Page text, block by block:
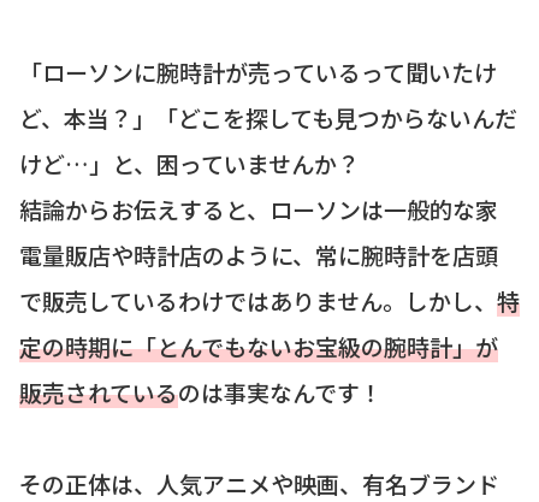
「ローソンに腕時計が売っているって聞いたけ
ど、本当？」「どこを探しても見つからないんだ
けど…」と、困っていませんか？
結論からお伝えすると、ローソンは一般的な家
電量販店や時計店のように、常に腕時計を店頭
で販売しているわけではありません。しかし、 特
定の時期に「とんでもないお宝級の腕時計」が
販売されているのは事実なんです！
その正体は、人気アニメや映画、有名ブランド